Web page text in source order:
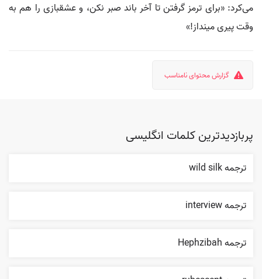
می‌کرد: «برای ترمز گرفتن تا آخر باند صبر نکن، و عشقبازی را هم به
وقت پیری مینداز!»
گزارش محتوای نامناسب
پربازدیدترین کلمات انگلیسی
ترجمه wild silk
ترجمه interview
ترجمه Hephzibah